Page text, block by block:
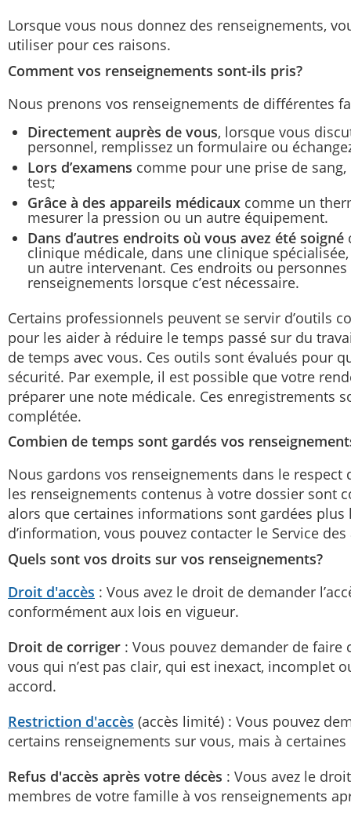
Lorsque vous nous donnez des renseignements,
utiliser pour ces raisons.
Comment vos renseignements sont-ils pris?
Nous prenons vos renseignements de différentes
Directement auprès de vous, lorsque vous
personnel, remplissez un formulaire ou
Lors d’examens comme pour une prise de
test;
Grâce à des appareils médicaux comme un
mesurer la pression ou un autre équipement.
Dans d’autres endroits où vous avez été soigné
clinique médicale, dans une clinique
un autre intervenant. Ces endroits ou
renseignements lorsque c’est nécessaire.
Certains professionnels peuvent se servir d’outils
pour les aider à réduire le temps passé sur du
de temps avec vous. Ces outils sont évalués pour
sécurité. Par exemple, il est possible que votre
préparer une note médicale. Ces enregistrements
complétée.
Combien de temps sont gardés vos
Nous gardons vos renseignements dans le respect
les renseignements contenus à votre dossier sont
alors que certaines informations sont gardées
d’information, vous pouvez contacter le Service
Quels sont vos droits sur vos renseignements?
Droit d'accès : Vous avez le droit de demander
conformément aux lois en vigueur.
Droit de corriger : Vous pouvez demander de
vous qui n’est pas clair, qui est inexact, incomplet
accord.
Restriction d'accès (accès limité) : Vous pouvez
certains renseignements sur vous, mais à
Refus d'accès après votre décès : Vous avez le
membres de votre famille à vos renseignements